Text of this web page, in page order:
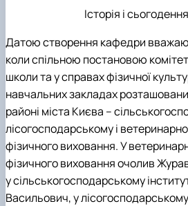
Історія і
Датою створення кафедри
коли спільною постановою
школи та у справах фізичної
навчальних закладах
районі міста Києва –
лісогосподарському і
фізичного виховання. У
фізичного виховання очолив
у сільськогосподарському
Васильович, у